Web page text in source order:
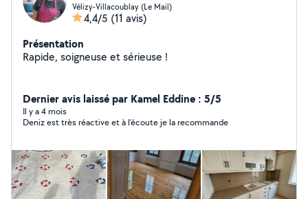
Vélizy-Villacoublay (Le Mail)
4,4/5 (11 avis)
Présentation
Rapide, soigneuse et sérieuse !
Dernier avis laissé par Kamel Eddine : 5/5
Il y a 4 mois
Deniz est très réactive et à l’écoute je la recommande